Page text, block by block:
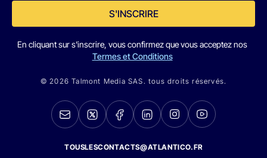
S'INSCRIRE
En cliquant sur s'inscrire, vous confirmez que vous acceptez nos
Termes et Conditions
© 2026 Talmont Media SAS. tous droits réservés.
TOUSLESCONTACTS@ATLANTICO.FR